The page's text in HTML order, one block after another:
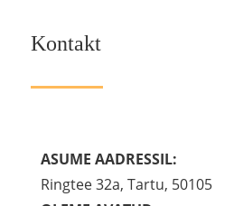
Kontakt
ASUME AADRESSIL:
Ringtee 32a, Tartu, 50105